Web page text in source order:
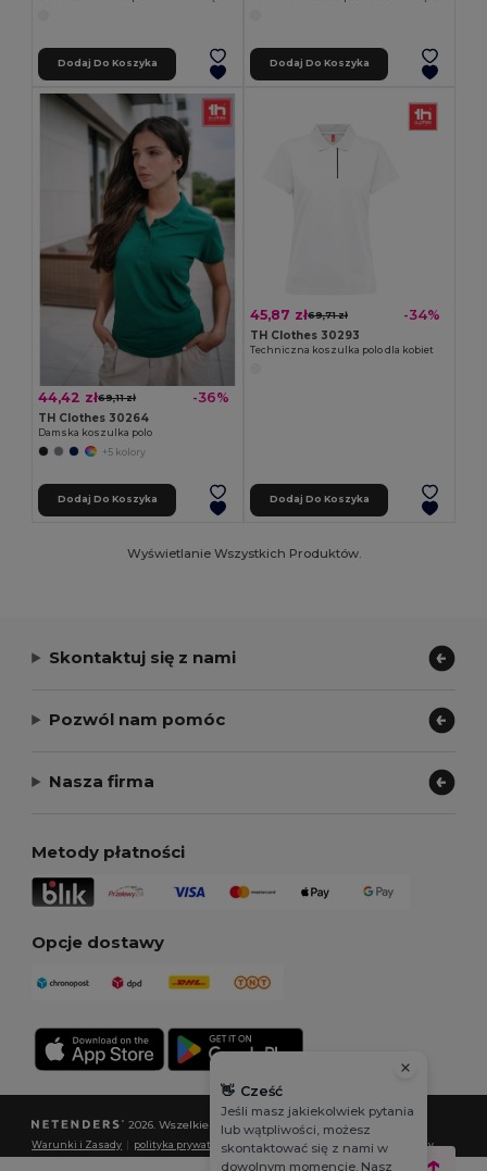
Dodaj Do Koszyka Dodaj Do Koszyka
44,42 zł69,11 zł -36%
TH Clothes 30264
Damska koszulka polo
+5 kolory
Dodaj Do Koszyka
45,87 zł69,71 zł -34%
TH Clothes 30293
Techniczna koszulka polo dla kobiet
Dodaj Do Koszyka
Wyświetlanie Wszystkich Produktów.
Skontaktuj się z nami
Pozwól nam pomóc
Nasza firma
Metody płatności
Opcje dostawy
2026. Wszelkie prawa zastrzeżone
Warunki i Zasady polityka prywatności|Polityka plików cookie | Mapa strony
👋 Cześć
Jeśli masz jakiekolwiek pytania
lub wątpliwości, możesz
skontaktować się z nami w
dowolnym momencie. Nasz